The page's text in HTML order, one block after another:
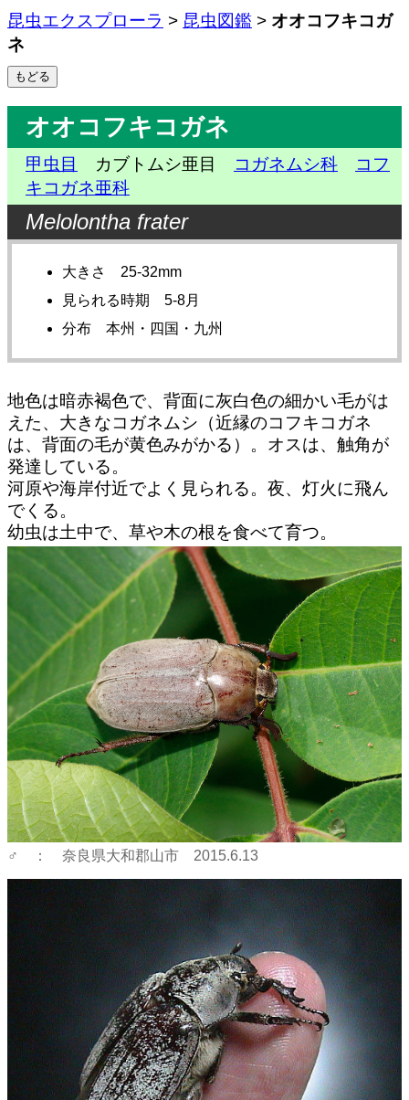
昆虫エクスプローラ > 昆虫図鑑 > オオコフキコガ
ネ
オオコフキコガネ
甲虫目 カブトムシ亜目 コガネムシ科
コフ
キコガネ亜科
Melolontha frater
大きさ 25-32mm
見られる時期 5-8月
分布 本州・四国・九州
地色は暗赤褐色で、背面に灰白色の細かい毛がは
えた、大きなコガネムシ（近縁のコフキコガネ
は、背面の毛が黄色みがかる）。オスは、触角が
発達している。
河原や海岸付近でよく見られる。夜、灯火に飛ん
でくる。
幼虫は土中で、草や木の根を食べて育つ。
♂ ： 奈良県大和郡山市 2015.6.13